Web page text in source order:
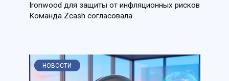
Ironwood для защиты от инфляционных рисков
Команда Zcash согласовала
НОВОСТИ